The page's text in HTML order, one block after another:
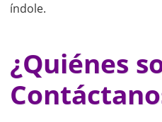
índole.
¿Quiénes